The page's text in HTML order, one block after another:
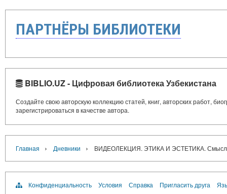
ПАРТНЁРЫ БИБЛИОТЕКИ
BIBLIO.UZ - Цифровая библиотека Узбекистана
Создайте свою авторскую коллекцию статей, книг, авторских работ,
зарегистрироваться в качестве автора.
Главная › Дневники › ВИДЕОЛЕКЦИЯ. ЭТИКА И ЭСТЕТИКА. Смысл
Конфиденциальность Условия Справка Пригласить друга